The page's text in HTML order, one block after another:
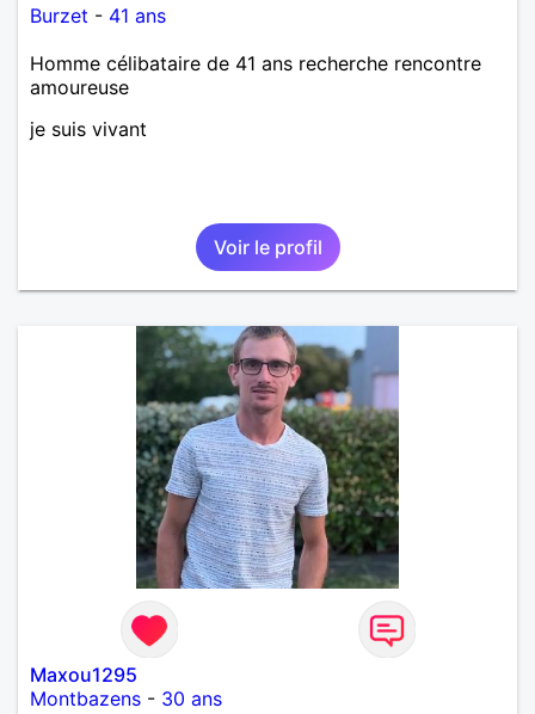
Burzet - 41 ans
Homme célibataire de 41 ans recherche rencontre
amoureuse
je suis vivant
Voir le profil
Maxou1295
Montbazens - 30 ans